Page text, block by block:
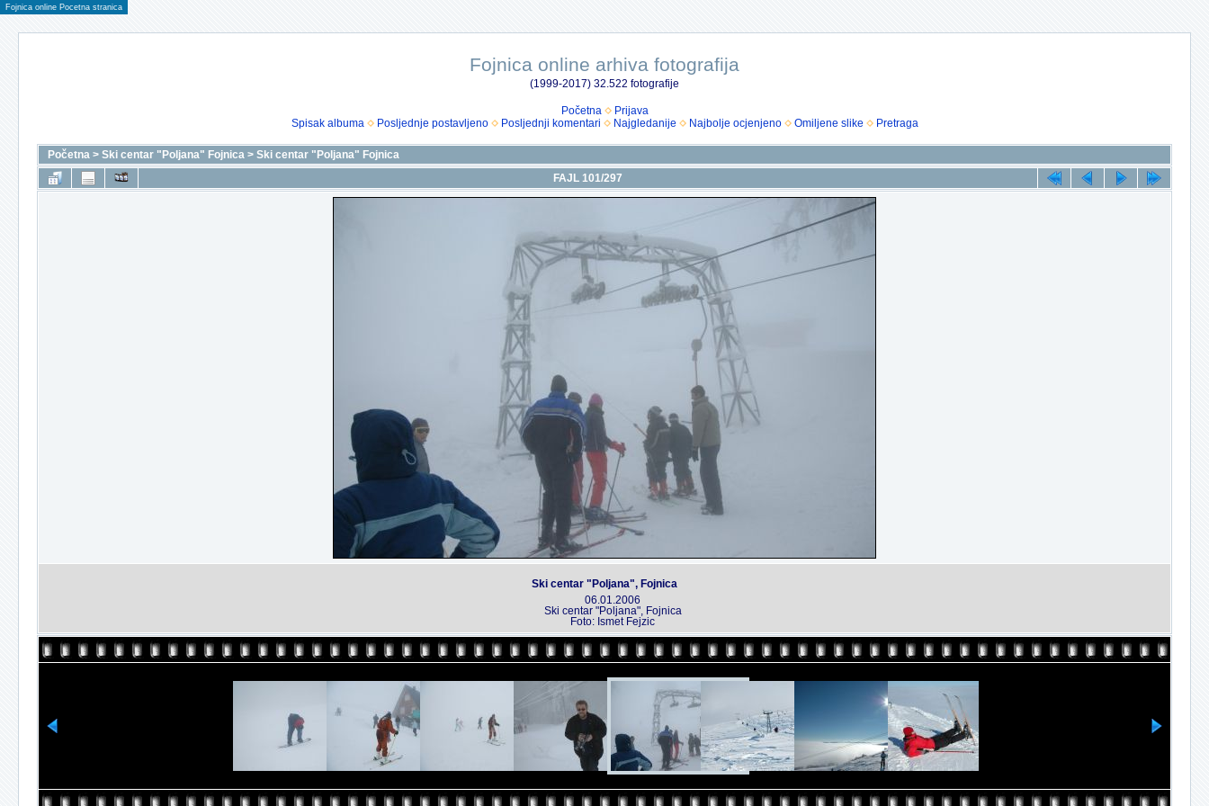
Fojnica online Pocetna stranica
Fojnica online arhiva fotografija
(1999-2017) 32.522 fotografije
Početna
Prijava
Spisak albuma
Posljednje postavljeno Posljednji komentari Najgledanije Najbolje ocjenjeno Omiljene slike Pretraga
Početna > Ski centar "Poljana" Fojnica > Ski centar "Poljana" Fojnica
FAJL 101/297
Ski centar "Poljana", Fojnica
06.01.2006
Ski centar "Poljana", Fojnica
Foto: Ismet Fejzic